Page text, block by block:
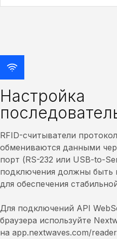
Настройка
RFID-считыватели
обмениваются данными
порт (RS-232 или USB-to-
подключения должны быть
для обеспечения
Для подключений API
браузера используйте
на app.nextwaves.com/